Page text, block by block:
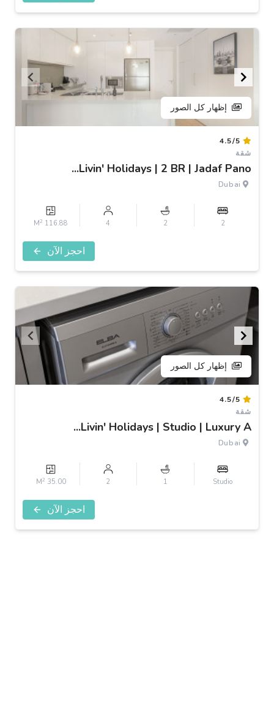
إظهار كل الصور
4.5/5
شقة
Livin' Holidays | 2 BR | Jadaf Pano...
Dubai
2
2
4
116.88 M
2
احجز الآن
إظهار كل الصور
4.5/5
شقة
Livin' Holidays | Studio | Luxury A...
Dubai
Studio
1
2
35.00 M
2
احجز الآن